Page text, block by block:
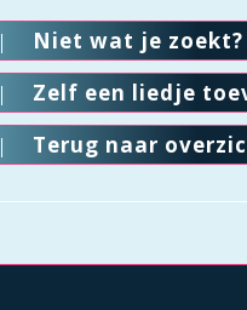
Niet wat je zoekt?
Zelf een liedje
Terug naar